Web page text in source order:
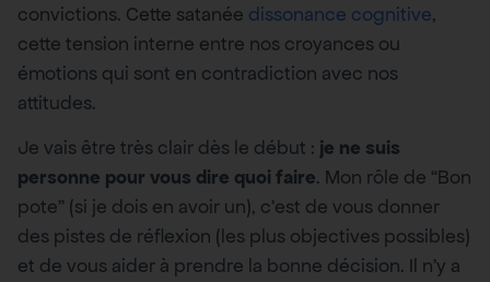
convictions. Cette satanée dissonance cognitive,
cette tension interne entre nos croyances ou
émotions qui sont en contradiction avec nos
attitudes.
Je vais être très clair dès le début : je ne suis
personne pour vous dire quoi faire. Mon rôle de “Bon
pote” (si je dois en avoir un), c’est de vous donner
des pistes de réflexion (les plus objectives possibles)
et de vous aider à prendre la bonne décision. Il n’y a